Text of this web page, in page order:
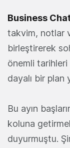
Business
takvim, notlar
birleştirerek
önemli
dayalı bir plan
Bu ayın
koluna
duyurmuştu.